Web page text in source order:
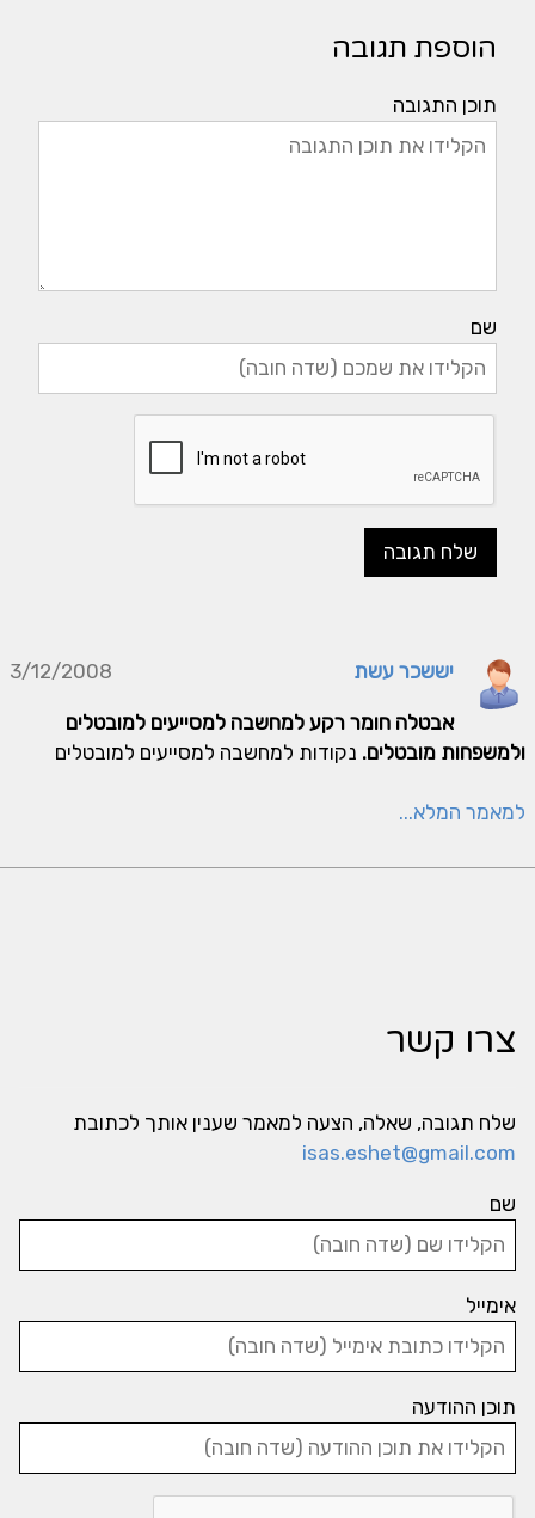
הוספת תגובה
תוכן התגובה
שם
יששכר עשת 3/12/2008
אבטלה חומר רקע למחשבה למסייעים למובטלים
ולמשפחות מובטלים. נקודות למחשבה למסייעים למובטלים
למאמר המלא...
צרו קשר
שלח תגובה, שאלה, הצעה למאמר שענין אותך לכתובת
isas.eshet@gmail.com
שם
אימייל
תוכן ההודעה